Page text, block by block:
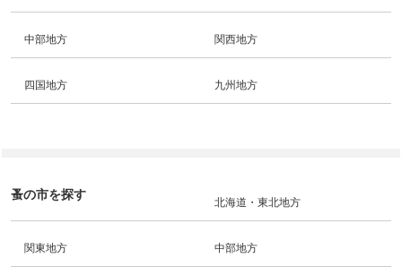
中部地方 関西地方
四国地方 九州地方
蚤の市を探す
北海道・東北地方
関東地方 中部地方